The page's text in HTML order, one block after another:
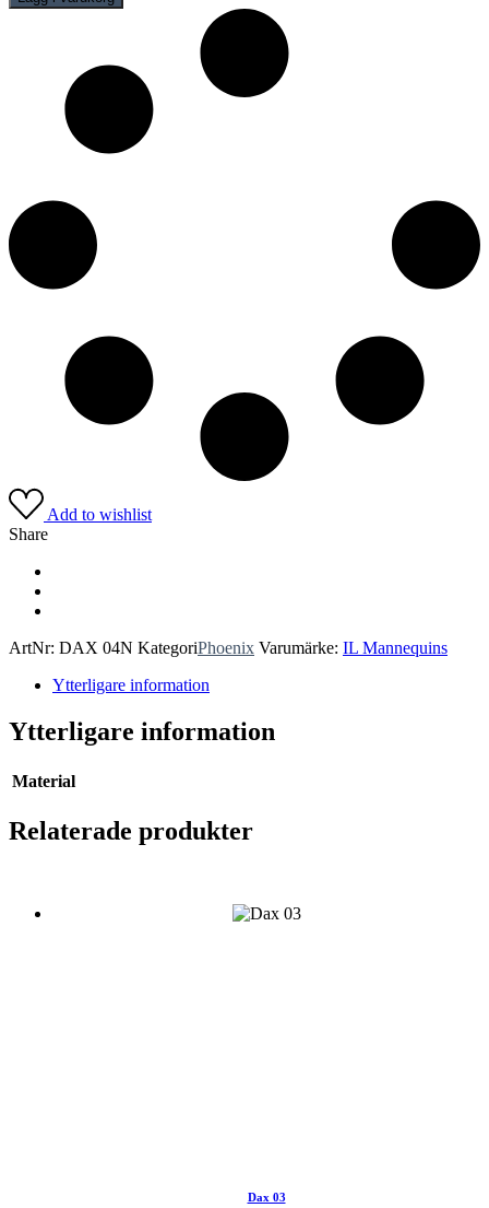
Add to wishlist
Share
ArtNr: DAX 04N KategoriPhoenix Varumärke: IL Mannequins
Ytterligare information
Ytterligare information
Material
Relaterade produkter
Dax 03